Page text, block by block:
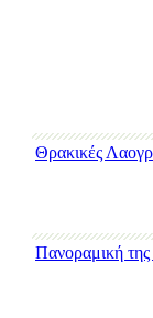
Θρακικές
Πανοραμική